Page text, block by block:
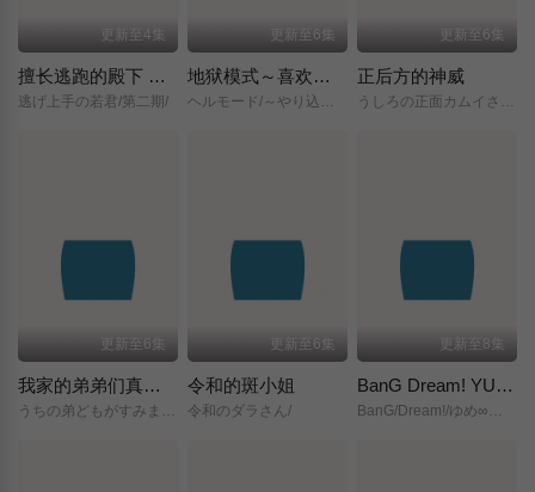
更新至4集
擅长逃跑的殿下 第二季
逃げ上手の若君/第二期/
更新至6集
地狱模式～喜欢挑战特殊成就的玩家在废设定的异世界成为无双～第二季
ヘルモード/～やり込み好きのゲーマーは廃設定の異世界で無双する～/2nd/Season/
更新至6集
正后方的神威
うしろの正面カムイさん/
更新至6集
我家的弟弟们真是让您费心了
うちの弟どもがすみません/
更新至6集
令和的斑小姐
令和のダラさん/
更新至8集
BanG Dream! YUME∞MITA
BanG/Dream!/ゆめ∞みた/